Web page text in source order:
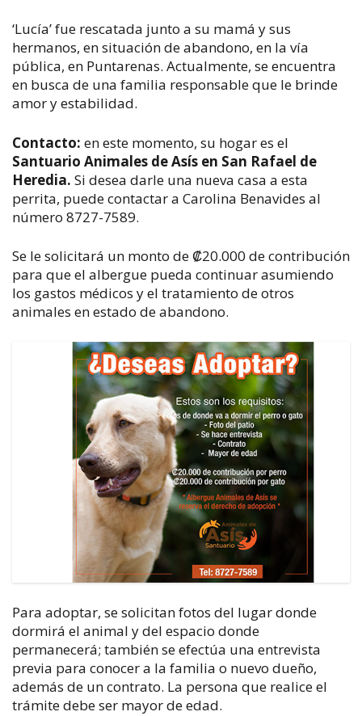
‘Lucía’ fue rescatada junto a su mamá y sus
hermanos, en situación de abandono, en la vía
pública, en Puntarenas. Actualmente, se encuentra
en busca de una familia responsable que le brinde
amor y estabilidad.
Contacto: en este momento, su hogar es el
Santuario Animales de Asís en San Rafael de
Heredia. Si desea darle una nueva casa a esta
perrita, puede contactar a Carolina Benavides al
número 8727-7589.
Se le solicitará un monto de ₡20.000 de contribución
para que el albergue pueda continuar asumiendo
los gastos médicos y el tratamiento de otros
animales en estado de abandono.
Para adoptar, se solicitan fotos del lugar donde
dormirá el animal y del espacio donde
permanecerá; también se efectúa una entrevista
previa para conocer a la familia o nuevo dueño,
además de un contrato. La persona que realice el
trámite debe ser mayor de edad.